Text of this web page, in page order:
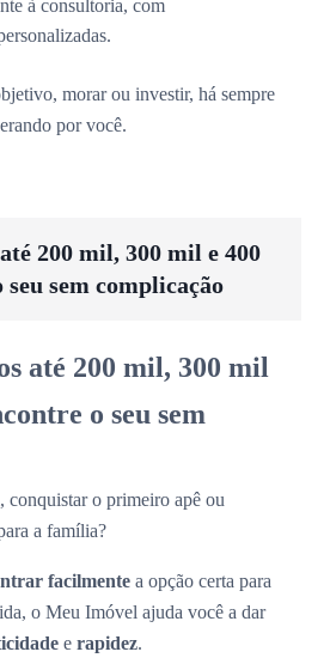
à consultoria, com
morar ou investir, há sempre
por você.
200 mil, 300 mil e 400
sem complicação
até 200 mil, 300 mil
o seu sem
conquistar o primeiro apê ou
a família?
facilmente a opção certa para
o Meu Imóvel ajuda você a dar
e rapidez.